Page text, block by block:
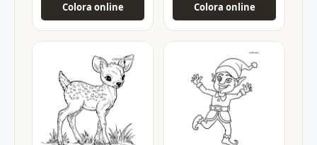
Colora online Colora online